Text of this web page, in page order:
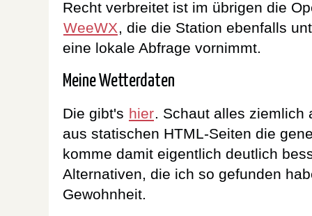
Recht verbreitet ist im übrigen die
WeeWX, die die Station ebenfalls
eine lokale Abfrage vornimmt.
Meine Wetterdaten
Die gibt's hier. Schaut alles ziemlich
aus statischen HTML-Seiten die
komme damit eigentlich deutlich
Alternativen, die ich so gefunden
Gewohnheit.